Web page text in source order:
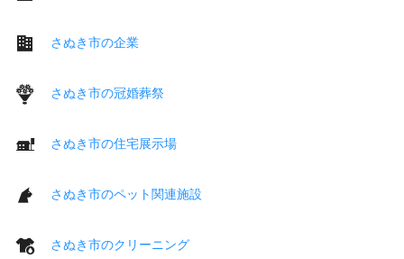
さぬき市の企業
さぬき市の冠婚葬祭
さぬき市の住宅展示場
さぬき市のペット関連施設
さぬき市のクリーニング